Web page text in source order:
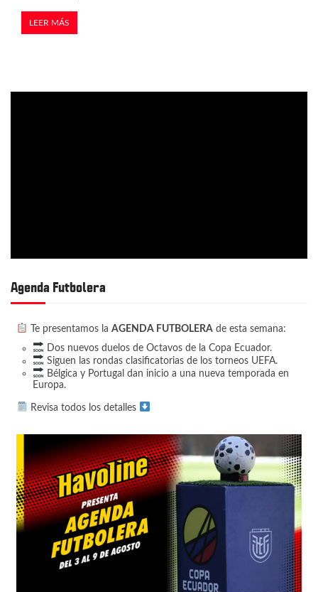
LEER MÁS
Agenda Futbolera
Te presentamos la AGENDA FUTBOLERAde esta semana:
Dos nuevos duelos de Octavos de la Copa Ecuador.
Siguen las rondas clasificatorias de los torneos UEFA.
Bélgica y Portugal dan inicio a una nueva temporada en
Europa.
Revisa todos los detalles